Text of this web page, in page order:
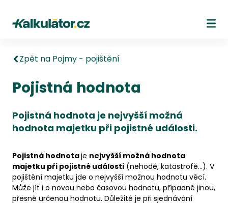
Kalkulátor.cz
Zpět na Pojmy - pojištění
Pojistná hodnota
Pojistná hodnota je nejvyšší možná
hodnota majetku při pojistné události.
Pojistná hodnotaje nejvyšší možná hodnota
majetku při pojistné události (nehodě, katastrofě…). V
pojištění majetku jde o nejvyšší možnou hodnotu věcí.
Může jít i o novou nebo časovou hodnotu, případně jinou,
přesně určenou hodnotu. Důležité je při sjednávání